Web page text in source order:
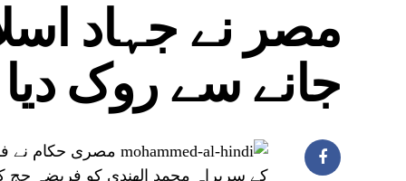
مصر نے جہاد
جانے سے روک دیا
مصری حکام نے
کے سربراہ محمد الھندی کو فریضہ حج